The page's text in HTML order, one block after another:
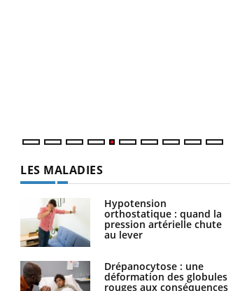
LES MALADIES
Hypotension
orthostatique : quand la
pression artérielle chute
au lever
Drépanocytose : une
déformation des globules
rouges aux conséquences